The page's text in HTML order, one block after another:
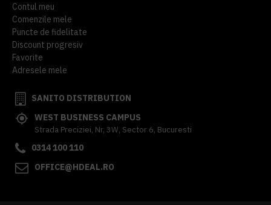
Contul meu
Comenzile mele
Puncte de fidelitate
Discount progresiv
Favorite
Adresele mele
SANITO DISTRIBUTION
WEST BUSINESS CAMPUS
Strada Preciziei, Nr, 3W, Sector 6, Bucuresti
0314 100 110
OFFICE@HDEAL.RO